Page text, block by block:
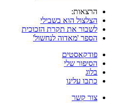
הרצאות:
הצלצול הוא בשבילי
לשבור את תקרת הזכוכית
הספר 'מאדוה לנחשול'
פודקאסטים
הסיפור שלי
בלוג
כתבו עלינו
צור קשר